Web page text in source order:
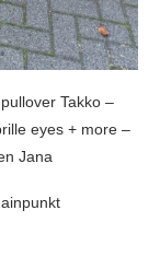
Takko –
eyes + more –
Jana